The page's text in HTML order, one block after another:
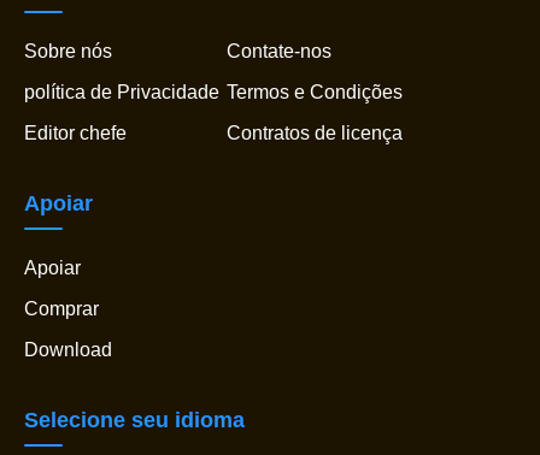
Sobre nós
Contate-nos
política de Privacidade Termos e Condições
Editor chefe
Contratos de licença
Apoiar
Apoiar
Comprar
Download
Selecione seu idioma